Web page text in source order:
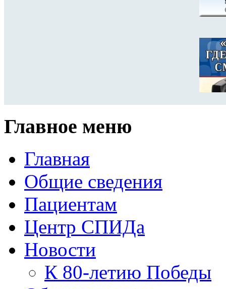
Главное меню
Главная
Общие сведения
Пациентам
Центр СПИДа
Новости
К 80-летию Победы